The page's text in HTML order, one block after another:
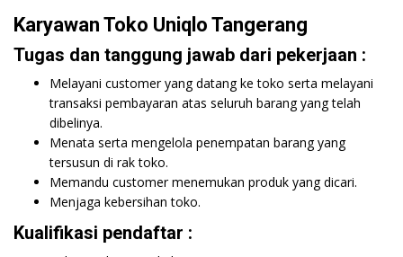
Karyawan Toko Uniqlo Tangerang
Tugas dan tanggung jawab dari pekerjaan :
Melayani customer yang datang ke toko serta melayani
transaksi pembayaran atas seluruh barang yang telah
dibelinya.
Menata serta mengelola penempatan barang yang
tersusun di rak toko.
Memandu customer menemukan produk yang dicari.
Menjaga kebersihan toko.
Kualifikasi pendaftar :